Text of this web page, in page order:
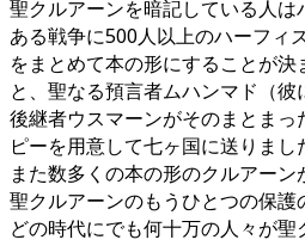
聖クルアーンを暗記している人は
ある戦争に500人以上のハーフィ
をまとめて本の形にすることが
と、聖なる預言者ムハンマド（
後継者ウスマーンがそのまとまっ
ピーを用意して七ヶ国に送りま
また数多くの本の形のクルアーン
聖クルアーンのもうひとつの保
どの時代にでも何十万の人々が